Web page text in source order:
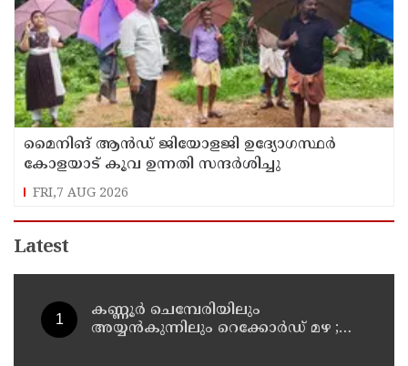
മൈനിങ് ആൻഡ്​ ജിയോളജി ഉദ്യോഗസ്ഥർ
കോളയാട് കൂവ ഉന്നതി സന്ദർശിച്ചു
FRI,7 AUG 2026
Latest
കണ്ണൂർ ചെമ്പേരിയിലും
അയ്യൻകുന്നിലും റെക്കോർഡ് മഴ ;